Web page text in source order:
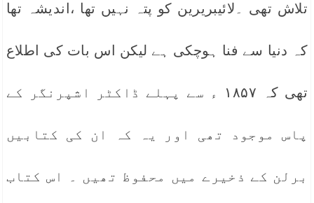
تلاش تھی ۔لائیبریرین کو پتہ نہیں تھا ،اندیشہ تھا
کہ دنیا سے فنا ہوچکی ہے لیکن اس بات کی اطلاع
تھی کہ ۱۸۵۷ ء سے پہلے ڈاکٹر اشپرنگر کے
پاس موجود تھی اور یہ کہ ان کی کتابیں
برلن کے ذخیرے میں محفوظ تھیں ۔ اس کتاب